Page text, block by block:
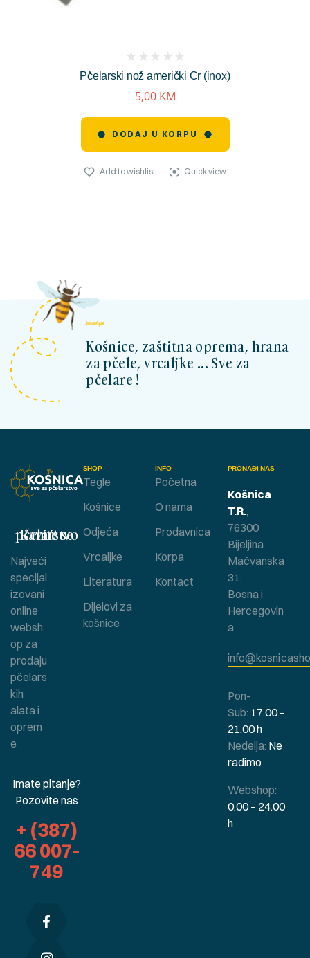
Pčelarski nož američki Cr (inox)
reviews)
5,00 KM
DODAJ U KORPU
Add to wishlist Quick view
kosnicashop.ba
Košnice, zaštitna oprema, hrana
za pčele, vrcaljke ... Sve za
pčelare !
SHOP
Tegle
Košnice
Odjeća
Vrcaljke
Literatura
Dijelovi za
košnice
INFO
Početna
O nama
Prodavnica
Korpa
Kontact
Bavite se pčelarstvom ?
Najveći
specijal
izovani
online
websh
op za
prodaju
pčelars
kih
alata i
oprem
e
Imate pitanje?
Pozovite nas
+ (387)
66 007-
749
PRONAĐI NAS
Košnica
T.R.,
76300
Bijeljina
Mačvanska
31,
Bosna i
Hercegovin
a
Pon-
Sub: 17.00 –
21.00 h
Nedelja: Ne
radimo
Webshop:
0.00 – 24.00
h